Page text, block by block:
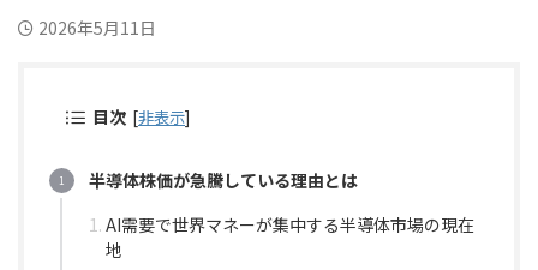
2026年5月11日
目次 [非表示]
半導体株価が急騰している理由とは
AI需要で世界マネーが集中する半導体市場の現在
地